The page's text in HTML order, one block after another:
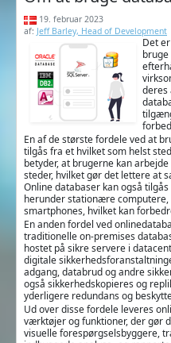
19. februar 2023
af: Jeff Barley, Head of Development
Det
bruge
deres
En af de største fordele ved at
tilgås fra et hvilket som helst
betyder, at brugerne kan
steder, hvilket gør det lettere at
Online databaser kan også
herunder stationære
smartphones, hvilket kan
En anden fordel ved
traditionelle on-premises
hostet på sikre servere i
digitale
adgang, databrud og andre
også sikkerhedskopieres og
yderligere redundans og
Ud over disse fordele leveres
værktøjer og funktioner, der gør
visuelle forespørgselsbyggere,